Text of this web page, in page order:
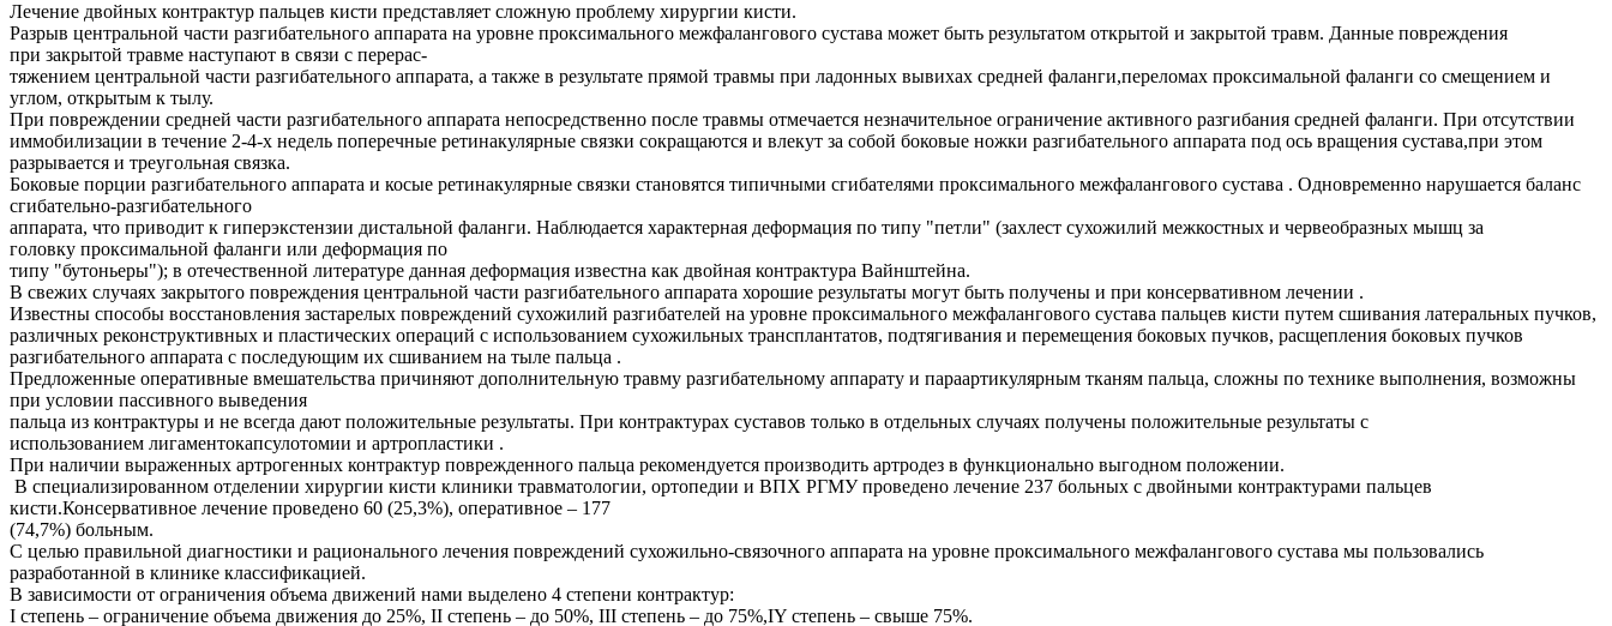
Лечение двойных контрактур пальцев кисти представляет сложную проблему хирургии кисти.
Разрыв центральной части разгибательного аппарата на уровне проксимального межфалангового сустава может быть результатом открытой и закрытой травм. Данные повреждения
при закрытой травме наступают в связи с перерас-
тяжением центральной части разгибательного аппарата, а также в результате прямой травмы при ладонных вывихах средней фаланги,переломах проксимальной фаланги со смещением и
углом, открытым к тылу.
При повреждении средней части разгибательного аппарата непосредственно после травмы отмечается незначительное ограничение активного разгибания средней фаланги. При отсутствии
иммобилизации в течение 2-4-х недель поперечные ретинакулярные связки сокращаются и влекут за собой боковые ножки разгибательного аппарата под ось вращения сустава,при этом
разрывается и треугольная связка.
Боковые порции разгибательного аппарата и косые ретинакулярные связки становятся типичными сгибателями проксимального межфалангового сустава . Одновременно нарушается баланс
сгибательно-разгибательного
аппарата, что приводит к гиперэкстензии дистальной фаланги. Наблюдается характерная деформация по типу "петли" (захлест сухожилий межкостных и червеобразных мышц за
головку проксимальной фаланги или деформация по
типу "бутоньеры"); в отечественной литературе данная деформация известна как двойная контрактура Вайнштейна.
В свежих случаях закрытого повреждения центральной части разгибательного аппарата хорошие результаты могут быть получены и при консервативном лечении .
Известны способы восстановления застарелых повреждений сухожилий разгибателей на уровне проксимального межфалангового сустава пальцев кисти путем сшивания латеральных пучков,
различных реконструктивных и пластических операций с использованием сухожильных трансплантатов, подтягивания и перемещения боковых пучков, расщепления боковых пучков
разгибательного аппарата с последующим их сшиванием на тыле пальца .
Предложенные оперативные вмешательства причиняют дополнительную травму разгибательному аппарату и параартикулярным тканям пальца, сложны по технике выполнения, возможны
при условии пассивного выведения
пальца из контрактуры и не всегда дают положительные результаты. При контрактурах суставов только в отдельных случаях получены положительные результаты с
использованием лигаментокапсулотомии и артропластики .
При наличии выраженных артрогенных контрактур поврежденного пальца рекомендуется производить артродез в функционально выгодном положении.
В специализированном отделении хирургии кисти клиники травматологии, ортопедии и ВПХ РГМУ проведено лечение 237 больных с двойными контрактурами пальцев
кисти.Консервативное лечение проведено 60 (25,3%), оперативное – 177
(74,7%) больным.
С целью правильной диагностики и рационального лечения повреждений сухожильно-связочного аппарата на уровне проксимального межфалангового сустава мы пользовались
разработанной в клинике классификацией.
В зависимости от ограничения объема движений нами выделено 4 степени контрактур:
I степень – ограничение объема движения до 25%, II степень – до 50%, III степень – до 75%,IY степень – свыше 75%.